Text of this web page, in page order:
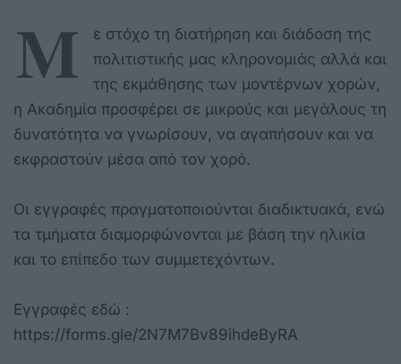
Μ
ε στόχο τη διατήρηση και διάδοση της
πολιτιστικής μας κληρονομιάς αλλά και
της εκμάθησης των μοντέρνων χορών,
η Ακαδημία προσφέρει σε μικρούς και μεγάλους τη
δυνατότητα να γνωρίσουν, να αγαπήσουν και να
εκφραστούν μέσα από τον χορό.
Οι εγγραφές πραγματοποιούνται διαδικτυακά, ενώ
τα τμήματα διαμορφώνονται με βάση την ηλικία
και το επίπεδο των συμμετεχόντων.
Εγγραφές εδώ :
https://forms.gle/2N7M7Bv89ihdeByRA